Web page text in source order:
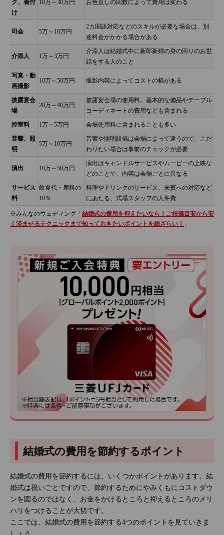
ク、着付
け
10万～30万円 お色直しの回数によって費用は変わる
司会 5万～10万円
2カ国語対応などのスキルが必要な場合は、別
途料金がかかる場合がある
介添人 1万～3万円
介添人は結婚式中に新郎新婦の身の回りのお世
話をする人のこと
写真・動
画撮影
10万～50万円 撮影内容によってコストの幅がある
披露宴会
場
20万～40万円
披露宴会場の使用料。基本的な備品やテーブル
コーディネートの費用なども含まれる
控室料
1万～5万円
会場使用料に含まれることも多い
音響、照
明
5万～10万円
音響や照明設備は会場によって違うので、こだ
わりたい場合は事前のチェックが必要
演出 10万～50万円
演出はキャンドルサービスやムービーの上映な
どのことで、内容は会場ごとに異なる
サービス
料
飲食代・席料の
10％
料理やドリンクのサービス、来賓への対応など
にあたる、式場スタッフの人件費
※みんなのウェディング「 結婚式の費用を抑えたいなら！ご祝儀目安から安
く済ませるテクニックまで知っておきたいポイントを総ざらい！
」
結婚式の費用を節約するポイント
結婚式の費用を節約するには、いくつかポイントがあります。結
婚式は祝いごとですので、節約するためにやみくもにコストダウ
ンを図るのではなく、お金をかけるところと抑えるところのメリ
ハリをつけることが大切です。
ここでは、結婚式の費用を節約する4つのポイントを見ていきま